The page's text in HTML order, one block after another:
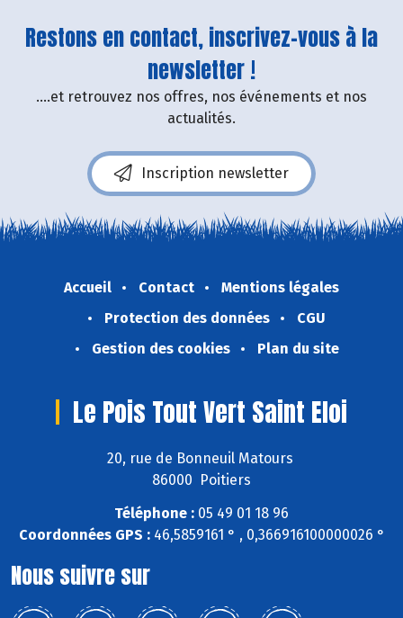
Restons en contact, inscrivez-vous à la
newsletter !
....et retrouvez nos offres, nos événements et nos
actualités.
Inscription newsletter
Accueil Contact
Mentions légales
Protection des données
CGU
Gestion des cookies
Plan du site
Le Pois Tout Vert Saint Eloi
20, rue de Bonneuil Matours
86000 Poitiers
Téléphone : 05 49 01 18 96
Coordonnées GPS :46,5859161 ° , 0,366916100000026 °
Nous suivre sur